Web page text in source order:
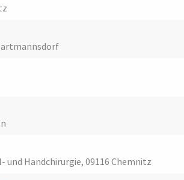
Handchirurgie, 09116 Chemnitz